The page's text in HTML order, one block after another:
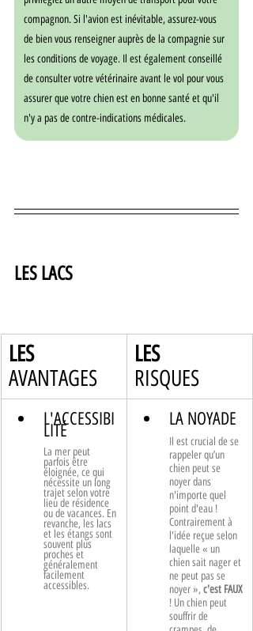
compagnon. Si l'avion est inévitable, assurez-vous
de bien vous renseigner auprès de la compagnie sur
les conditions de voyage. Il est également conseillé
de consulter votre vétérinaire avant le vol pour vous
assurer que votre chien est en bonne santé et qu'il
n'y a pas de contre-indications médicales.
LES LACS
LES
AVANTAGES
LES
RISQUES
L'ACCESSIBI
LITÉ
La mer peut
parfois être
éloignée, ce qui
nécessite un long
trajet selon votre
lieu de résidence
ou de vacances. En
revanche, les lacs
et les étangs sont
souvent plus
proches et
généralement
facilement
accessibles.
LA NOYADE
Il est crucial de se
rappeler qu’un
chien peut se
noyer dans
n'importe quel
point d'eau !
Contrairement à
l'idée reçue selon
laquelle « un
chien sait nager et
ne peut pas se
noyer », c'est FAUX
! Un chien peut
souffrir de